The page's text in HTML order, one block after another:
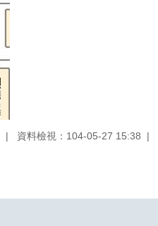
資料檢視：104-05-27 15:38